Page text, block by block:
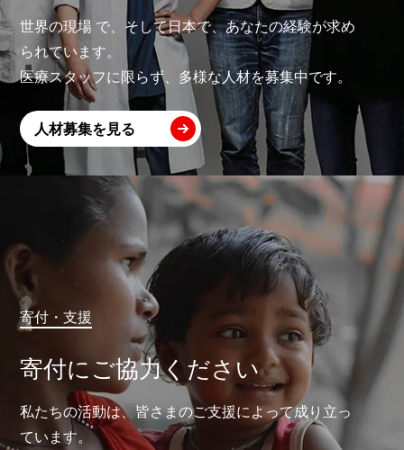
世界の現場 で、そして日本で、あなたの経験が求め
られています。
医療スタッフに限らず、多様な人材を募集中です。
人材募集を見る
寄付・支援
寄付にご協力ください
私たちの活動は、皆さまのご支援によって成り立っ
ています。